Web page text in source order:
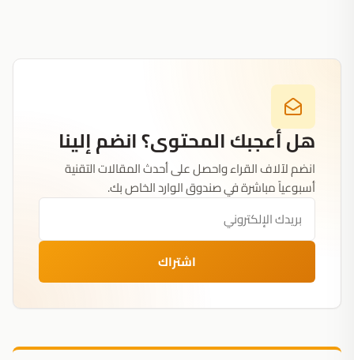
هل أعجبك المحتوى؟ انضم إلينا
انضم لآلاف القراء واحصل على أحدث المقالات التقنية
أسبوعياً مباشرة في صندوق الوارد الخاص بك.
اشتراك